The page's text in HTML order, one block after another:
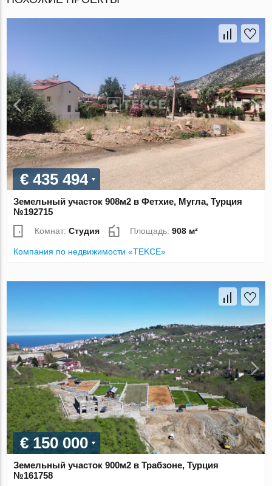
€ 435 494
Земельный участок 908м2 в Фетхие, Мугла, Турция
№192715
Комнат:Студия Площадь:908 м²
Компания по недвижимости «TEKCE»
€ 150 000
Земельный участок 900м2 в Трабзоне, Турция
№161758